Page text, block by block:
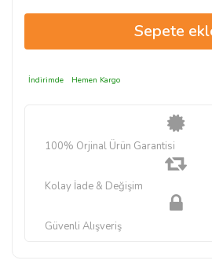
İndirimde Hemen Kargo
100% Orjinal Ürün Garantisi
Kolay İade & Değişim
Güvenli Alışveriş